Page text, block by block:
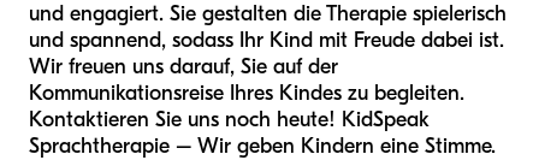
und engagiert. Sie gestalten die Therapie spielerisch
und spannend, sodass Ihr Kind mit Freude dabei ist.
Wir freuen uns darauf, Sie auf der
Kommunikationsreise Ihres Kindes zu begleiten.
Kontaktieren Sie uns noch heute! KidSpeak
Sprachtherapie – Wir geben Kindern eine Stimme.